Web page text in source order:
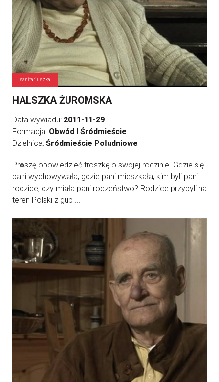
sanitariuszka
HALSZKA ŻUROMSKA
Data wywiadu: 2011-11-29
Formacja: Obwód I Śródmieście
Dzielnica: Śródmieście Południowe
Proszę opowiedzieć troszkę o swojej rodzinie. Gdzie się
pani wychowywała, gdzie pani mieszkała, kim byli pani
rodzice, czy miała pani rodzeństwo? Rodzice przybyli na
teren Polski z gub ...